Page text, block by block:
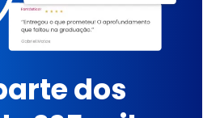
dos